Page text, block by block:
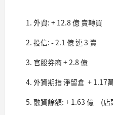
外資: + 12.8 億 賣轉買
投信: - 2.1 億 連 3 賣
官股券商 + 2.8 億
外資期指 淨留倉 + 1.17
融資餘額: + 1.63 億 (店